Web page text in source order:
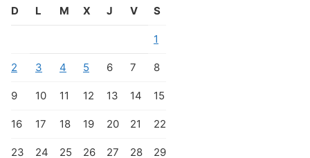
D L M X J V S
1
2 3 4 5 6 7 8
9 10 11 12 13 14 15
16 17 18 19 20 21 22
23 24 25 26 27 28 29